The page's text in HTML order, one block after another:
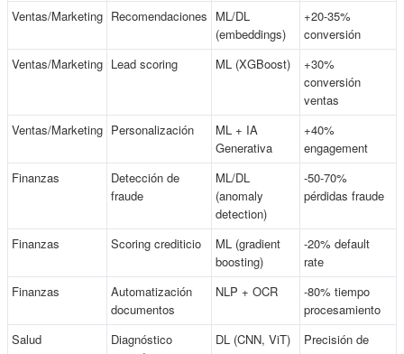
Ventas/Marketing Recomendaciones ML/DL
(embeddings)
+20-35%
conversión
Ventas/Marketing Lead scoring ML (XGBoost)
+30%
conversión
ventas
Ventas/Marketing Personalización
ML + IA
Generativa
+40%
engagement
Finanzas
Detección de
fraude
ML/DL
(anomaly
detection)
-50-70%
pérdidas fraude
Finanzas Scoring crediticio
ML (gradient
boosting)
-20% default
rate
Finanzas
Automatización
documentos
NLP + OCR
-80% tiempo
procesamiento
Salud
Diagnóstico
DL (CNN, ViT)
Precisión de